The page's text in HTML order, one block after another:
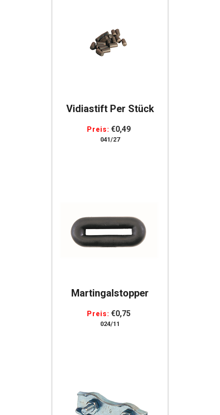
Vidiastift Per Stück
Preis: €0,49
041/27
Martingalstopper
Preis: €0,75
024/11